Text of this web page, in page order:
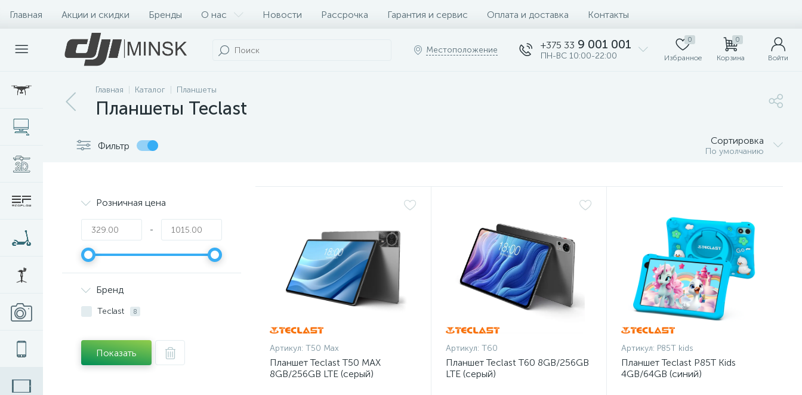
Главная Акции и скидки Бренды О нас Новости Рассрочка Гарантия и сервис Оплата и доставка Контакты
Местоположение +375 33 9 001 001
ПН-ВС 10:00-22:00
0
Избранное
0
Корзина Войти
Главная Каталог Планшеты
Планшеты Teclast
Фильтр Сортировка
По умолчанию
Розничная цена
-
Бренд
Teclast 8
Показать Артикул: T50 Max
Планшет Teclast T50 MAX
8GB/256GB LTE (серый)
Артикул: T60
Планшет Teclast T60 8GB/256GB
LTE (серый)
Артикул: P85T kids
Планшет Teclast P85T Kids
4GB/64GB (синий)